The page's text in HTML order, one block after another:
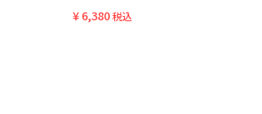
¥ 6,380税込